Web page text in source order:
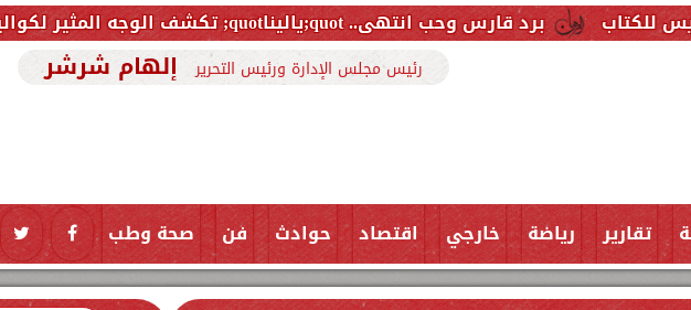
برد قارس وحب انتهى.. quot;ياليناquot; تكشف الوجه المثير لكواليس كليبها الجديد
رئيس مجلس الإدارة ورئيس التحرير إلهام شرشر
تقارير رياضة خارجي اقتصاد حوادث فن صحة وطب تكنولوجيا